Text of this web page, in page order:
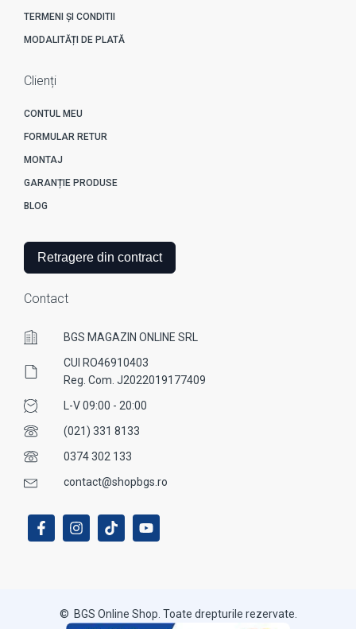
TERMENI ȘI CONDITII
MODALITĂȚI DE PLATĂ
Clienți
CONTUL MEU
FORMULAR RETUR
MONTAJ
GARANȚIE PRODUSE
BLOG
Retragere din contract
Contact
BGS MAGAZIN ONLINE SRL
CUI RO46910403
Reg. Com. J2022019177409
L-V 09:00 - 20:00
(021) 331 8133
0374 302 133
contact@shopbgs.ro
© BGS Online Shop. Toate drepturile rezervate.